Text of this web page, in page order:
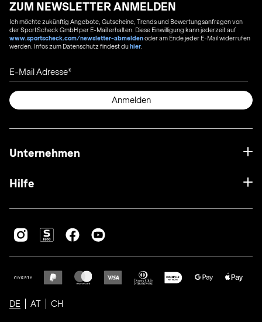
ZUM NEWSLETTER ANMELDEN
Ich möchte zukünftig Angebote, Gutscheine, Trends und Bewertungsanfragen von
der SportScheck GmbH per E-Mail erhalten. Diese Einwilligung kann jederzeit auf
www.sportscheck.com/newsletter-abmeldenoder am Ende jeder E-Mail widerrufen
werden. Infos zum Datenschutz findest duhier
E-Mail Adresse
Anmelden
Unternehmen
Hilfe
DE AT CH